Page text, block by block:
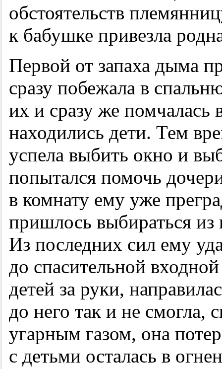
обстоятельств
к бабушке привезла
Первой от запаха дыма
сразу побежала в
их и сразу же помчалась
находились дети. Тем
успела выбить окно и
попытался помочь
в комнату ему уже
пришлось выбираться
Из последних сил ему
до спасительной
детей за руки,
до него так и не смогла,
угарным газом, она
с детьми осталась в